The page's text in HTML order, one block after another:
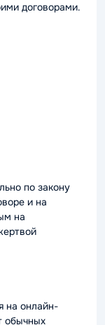
договорами.
по закону
и на
на
на онлайн-
обычных